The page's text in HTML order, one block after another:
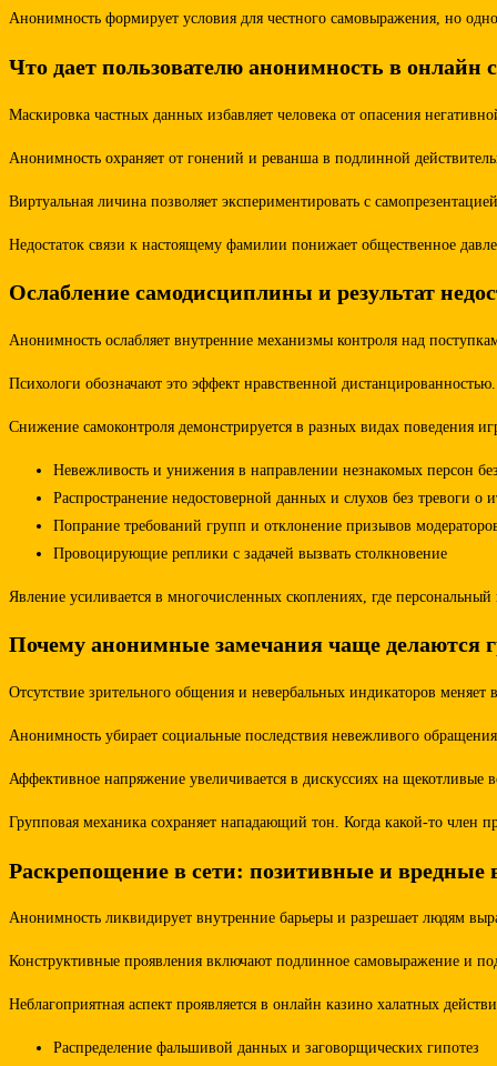
Анонимность формирует условия для честного самовыражения, но
Что дает пользователю анонимность в онлайн
Маскировка частных данных избавляет человека от опасения
Анонимность охраняет от гонений и реванша в подлинной
Виртуальная личина позволяет экспериментировать с
Недостаток связи к настоящему фамилии понижает общественное
Ослабление самодисциплины и результат
Анонимность ослабляет внутренние механизмы контроля над
Психологи обозначают это эффект нравственной
Снижение самоконтроля демонстрируется в разных видах поведения
Невежливость и унижения в направлении незнакомых персон
Распространение недостоверной данных и слухов без тревоги о
Попрание требований групп и отклонение призывов
Провоцирующие реплики с задачей вызвать столкновение
Явление усиливается в многочисленных скоплениях, где
Почему анонимные замечания чаще делаются
Отсутствие зрительного общения и невербальных индикаторов
Анонимность убирает социальные последствия невежливого
Аффективное напряжение увеличивается в дискуссиях на
Групповая механика сохраняет нападающий тон. Когда какой-то член
Раскрепощение в сети: позитивные и
Анонимность ликвидирует внутренние барьеры и разрешает людям
Конструктивные проявления включают подлинное самовыражение и
Неблагоприятная аспект проявляется в онлайн казино халатных
Распределение фальшивой данных и заговорщических гипотез